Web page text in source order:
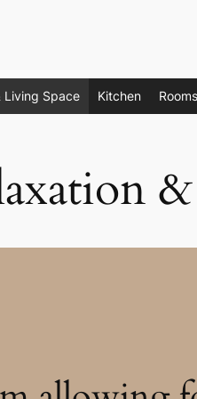
Living Space Kitchen Rooms